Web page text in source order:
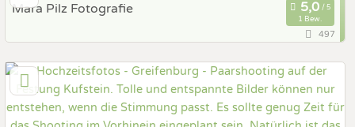
Hochzeits Shooting
Fotostory
Fotobox mit Zubehör
Mara Pilz Fotografie
1 Bew.
4800 Attnang-Puchheim, Oberösterreich, Österreich
Art des Shootings:
Prewedding Shooting
497